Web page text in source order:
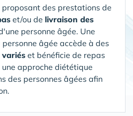
proposant des prestations de
et/ou de livraison des
personne âgée. Une
âgée accède à des
variés et bénéficie de repas
approche diététique
des personnes âgées afin